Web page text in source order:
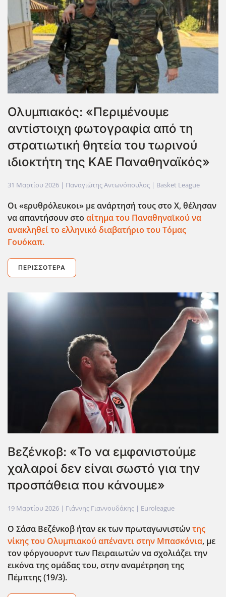
Ολυμπιακός: «Περιμένουμε
αντίστοιχη φωτογραφία από τη
στρατιωτική θητεία του τωρινού
ιδιοκτήτη της ΚΑΕ Παναθηναϊκός»
31 Μαρτίου 2026 | Παναγιώτης Αντωνόπουλος | Basket League
Οι «ερυθρόλευκοι» με ανάρτησή τους στο X, θέλησαν
να απαντήσουν στο αίτημα του Παναθηναϊκού να
ανακληθεί το ελληνικό διαβατήριο του Τόμας
Γουόκαπ.
ΠΕΡΙΣΣΌΤΕΡΑ
Βεζένκοβ: «Το να εμφανιστούμε
χαλαροί δεν είναι σωστό για την
προσπάθεια που κάνουμε»
19 Μαρτίου 2026 | Γιάννης Γιαννουδάκης | Euroleague
Ο Σάσα Βεζένκοβ ήταν εκ των πρωταγωνιστώντης
νίκης του Ολυμπιακού απέναντι στην Μπασκόνια, με
τον φόργουορντ των Πειραιωτών να σχολιάζει την
εικόνα της ομάδας του, στην αναμέτρηση της
Πέμπτης (19/3).